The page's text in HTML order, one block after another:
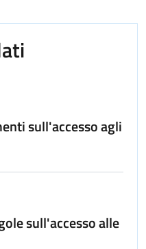
sull'accesso agli
sull'accesso alle